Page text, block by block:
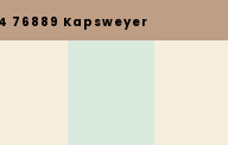
76889 Kapsweyer